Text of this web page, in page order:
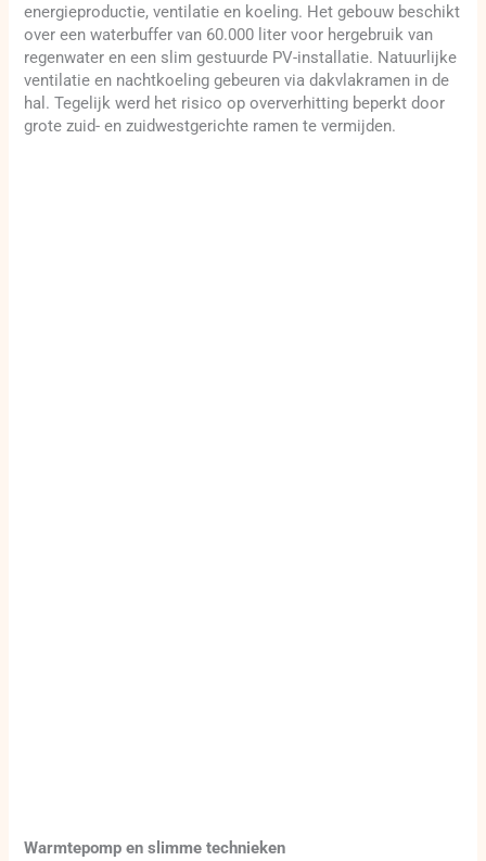
energieproductie, ventilatie en koeling. Het gebouw beschikt
over een waterbuffer van 60.000 liter voor hergebruik van
regenwater en een slim gestuurde PV-installatie. Natuurlijke
ventilatie en nachtkoeling gebeuren via dakvlakramen in de
hal. Tegelijk werd het risico op oververhitting beperkt door
grote zuid- en zuidwestgerichte ramen te vermijden.
Warmtepomp en slimme technieken